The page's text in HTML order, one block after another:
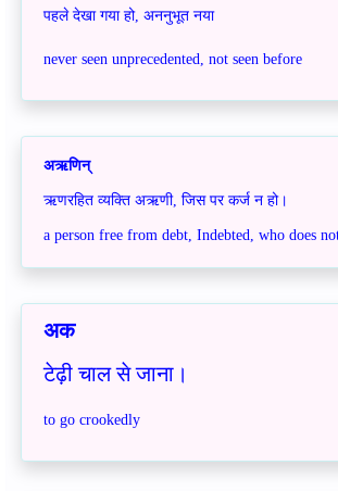
पहले देखा गया हो, अननुभूत नया
never seen unprecedented, not seen before
अऋणिन्
ऋणरहित व्यक्ति अऋणी, जिस पर कर्ज न हो।
a person free from debt, Indebted, who does
अक
टेढ़ी चाल से जाना।
to go crookedly